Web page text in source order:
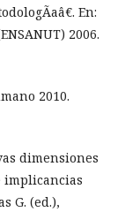
En:
2006.
2010.
dimensiones
implicancias
G. (ed.),